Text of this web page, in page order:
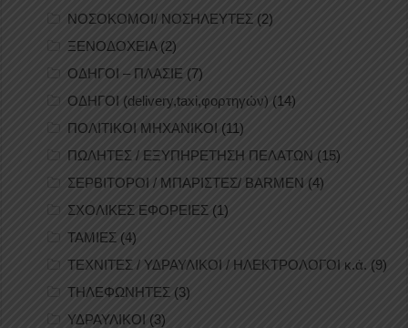
ΝΟΣΟΚΟΜΟΙ/ ΝΟΣΗΛΕΥΤΕΣ (2)
ΞΕΝΟΔΟΧΕΙΑ(2)
ΟΔΗΓΟΙ – ΠΛΑΣΙΕ (7)
ΟΔΗΓΟΙ (delivery,taxi,φορτηγών) (14)
ΠΟΛΙΤΙΚΟΙ ΜΗΧΑΝΙΚΟΙ (11)
ΠΩΛΗΤΕΣ / ΕΞΥΠΗΡΕΤΗΣΗ ΠΕΛΑΤΩΝ (15)
ΣΕΡΒΙΤΟΡΟΙ / ΜΠΑΡΙΣΤΕΣ/ BARMEN (4)
ΣΧΟΛΙΚΕΣ ΕΦΟΡΕΙΕΣ (1)
ΤΑΜΙΕΣ (4)
ΤΕΧΝΙΤΕΣ / ΥΔΡΑΥΛΙΚΟΙ / ΗΛΕΚΤΡΟΛΟΓΟΙ κ.ά. (9)
ΤΗΛΕΦΩΝΗΤΕΣ (3)
ΥΔΡΑΥΛΙΚΟΙ (3)